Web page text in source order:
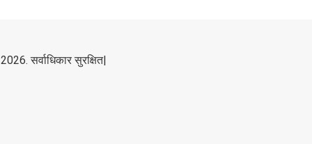
सर्वाधिकार सुरक्षित|